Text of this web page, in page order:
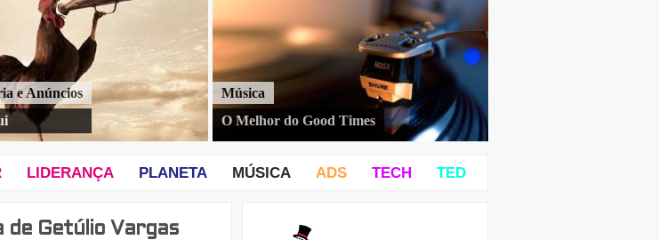
Música
O Melhor do Good Times
e Anúncios
LIDERANÇA PLANETA MÚSICA ADS TECH TED
de Getúlio Vargas